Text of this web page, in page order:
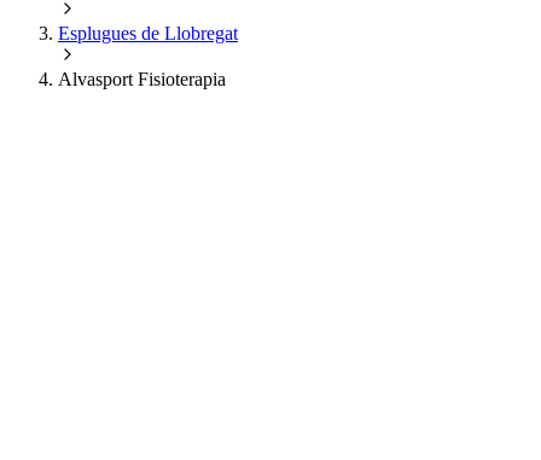
Esplugues de Llobregat
Alvasport Fisioterapia